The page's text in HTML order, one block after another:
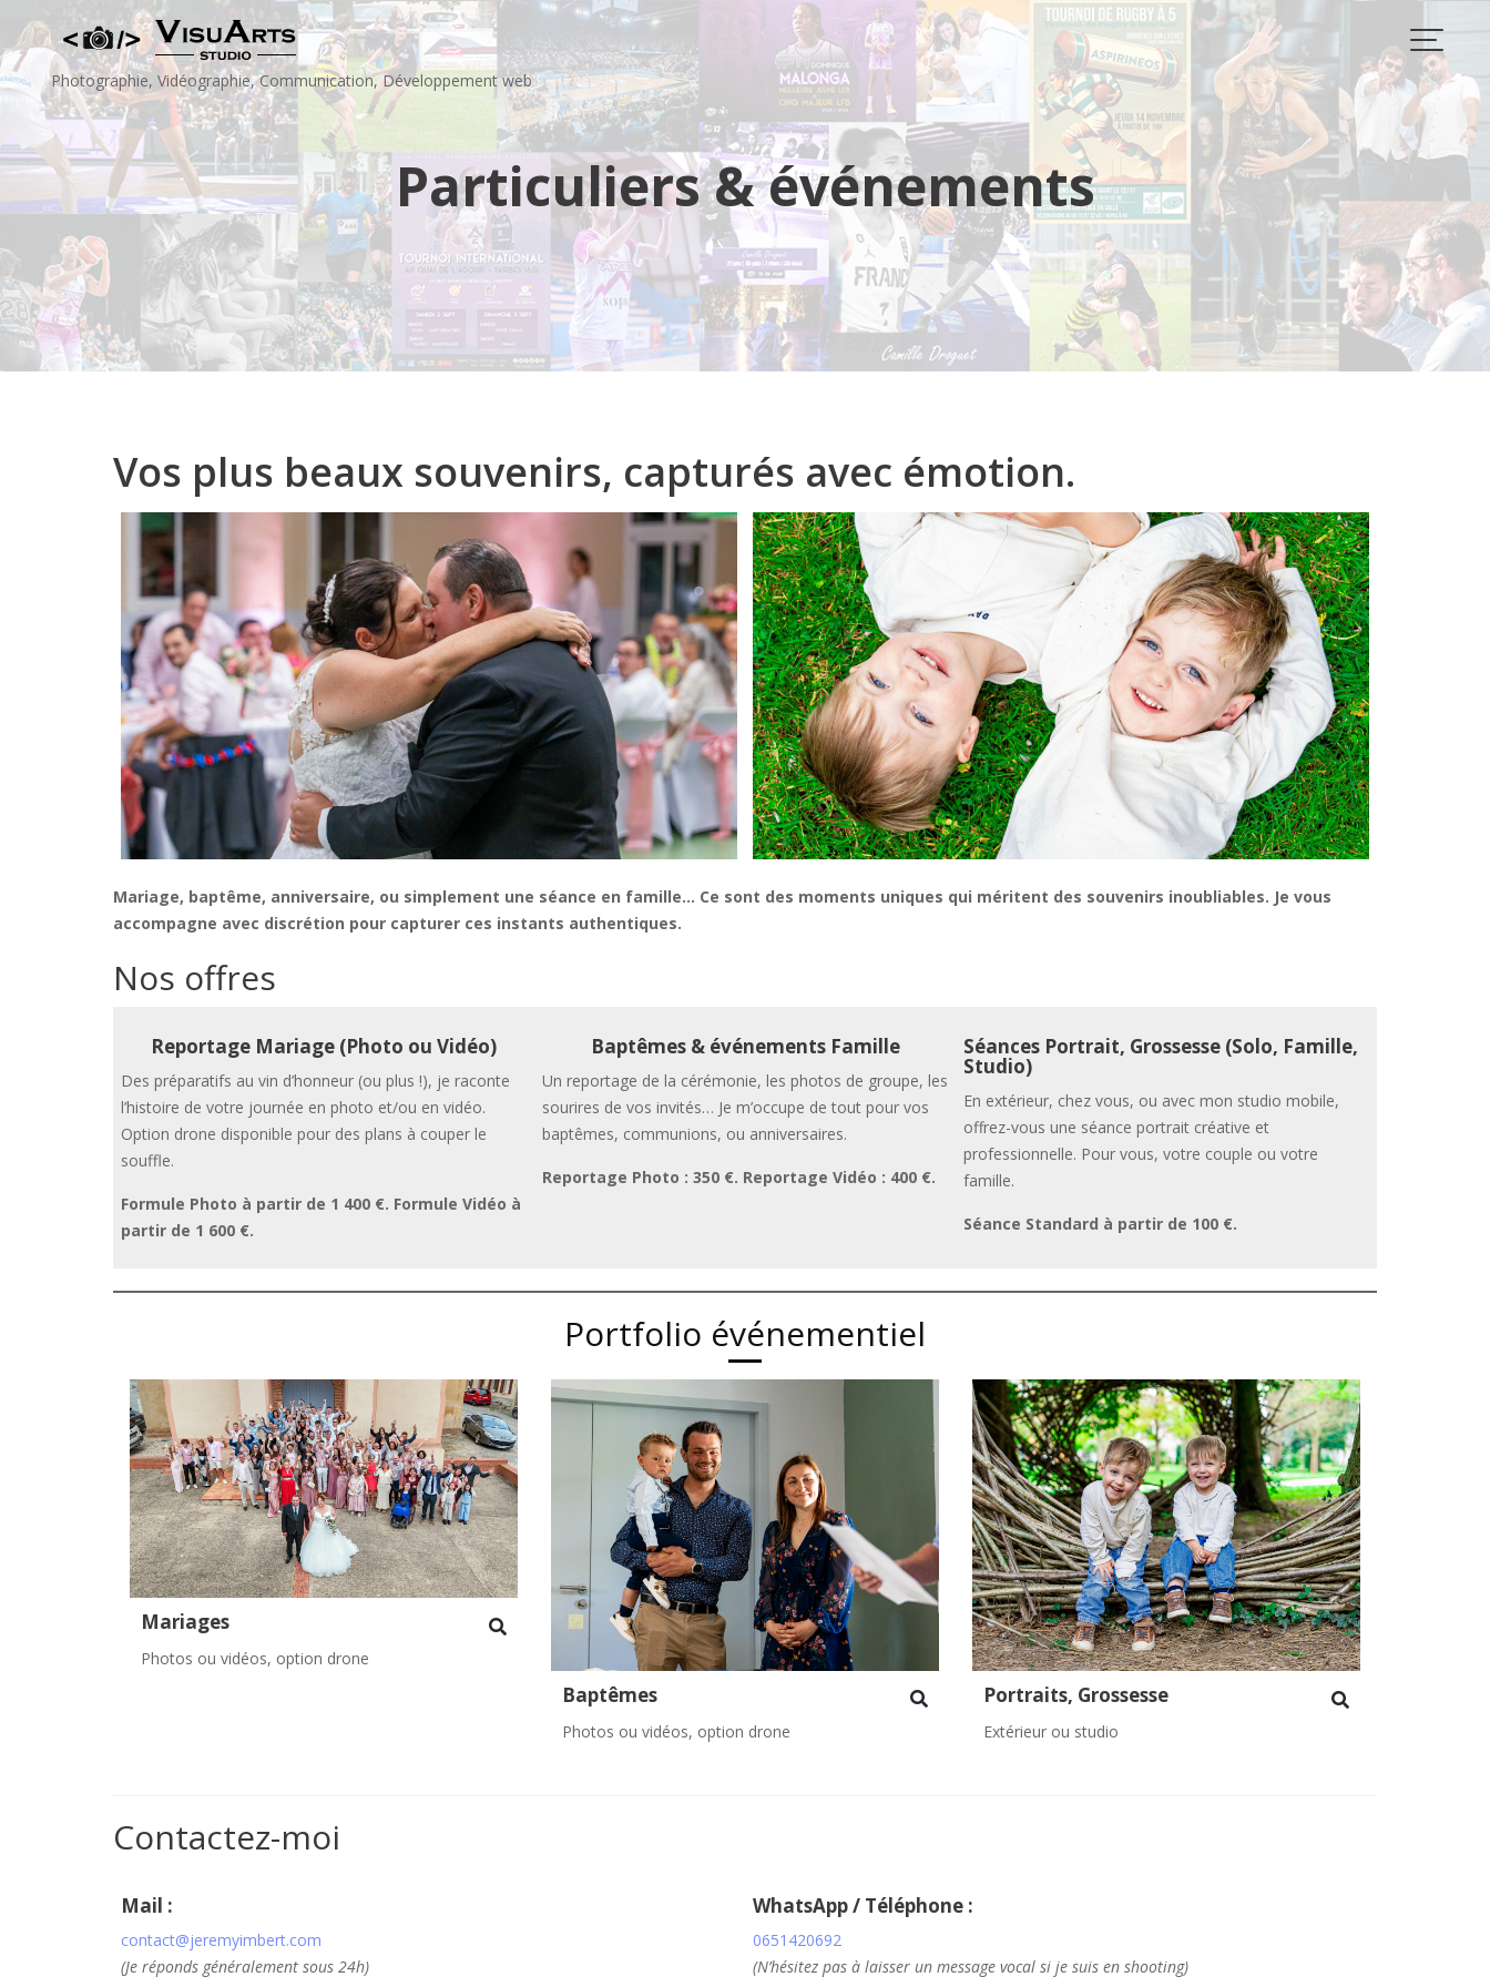
content
Photographie, Vidéographie, Communication, Développement web
Particuliers & événements
Vos plus beaux souvenirs, capturés avec émotion.
Mariage, baptême, anniversaire, ou simplement une séance en famille… Ce sont des moments uniques qui méritent des souvenirs inoubliables. Je vous
accompagne avec discrétion pour capturer ces instants authentiques.
Nos offres
Reportage Mariage (Photo ou Vidéo)
Des préparatifs au vin d’honneur (ou plus !), je raconte
l’histoire de votre journée en photo et/ou en vidéo.
Option drone disponible pour des plans à couper le
souffle.
Formule Photo à partir de 1 400 €. Formule Vidéo à
partir de 1 600 €.
Baptêmes & événements Famille
Un reportage de la cérémonie, les photos de groupe, les
sourires de vos invités… Je m’occupe de tout pour vos
baptêmes, communions, ou anniversaires.
Reportage Photo : 350 €. Reportage Vidéo : 400 €.
Séances Portrait, Grossesse (Solo, Famille,
Studio)
En extérieur, chez vous, ou avec mon studio mobile,
offrez-vous une séance portrait créative et
professionnelle. Pour vous, votre couple ou votre
famille.
Séance Standard à partir de 100 €.
Portfolio événementiel
Mariages
Photos ou vidéos, option drone
Baptêmes
Photos ou vidéos, option drone
Portraits, Grossesse
Extérieur ou studio
Contactez-moi
Mail :
contact@jeremyimbert.com
(Je réponds généralement sous 24h)
WhatsApp / Téléphone :
0651420692
(N’hésitez pas à laisser un message vocal si je suis en shooting)